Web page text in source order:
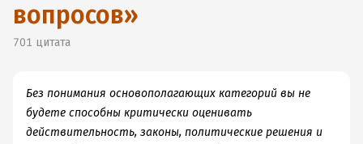
вопросов»
701 цитата
Без понимания основополагающих категорий вы не
будете способны критически оценивать
действительность, законы, политические решения и